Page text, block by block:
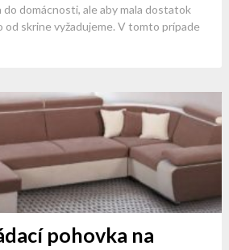
domácnosti, ale aby mala dostatok
od skrine vyžadujeme. V tomto prípade
pohovka na